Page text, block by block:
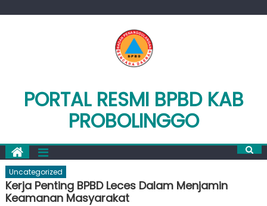
PORTAL RESMI BPBD KAB
PROBOLINGGO
Uncategorized
Kerja Penting BPBD Leces Dalam Menjamin
Keamanan Masyarakat